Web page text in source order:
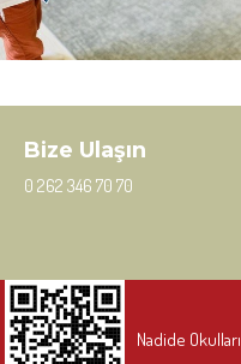
Bize Ulaşın
0 262 346 70 70
Nadide Okulları